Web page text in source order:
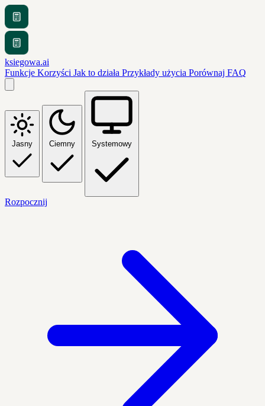
ksiegowa.ai
Funkcje Korzyści Jak to działa Przykłady użycia Porównaj FAQ
Jasny Ciemny Systemowy
Rozpocznij